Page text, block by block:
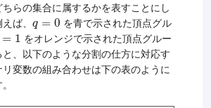
らの集合に属するかを表すことにし
ば、 q = 0
q 0
を青で示された頂点グル
= 1
1
をオレンジで示された頂点グルー
と、以下のような分割の仕方に対応す
リ変数の組み合わせは下の表のように